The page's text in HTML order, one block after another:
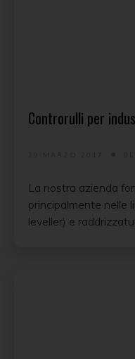
Controrulli per
La nostra azienda
principalmente nelle
leveller) e